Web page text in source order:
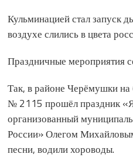
Кульминацией стал запуск
воздухе слились в цвета
Праздничные мероприятия
Так, в районе Черёмушки на
№ 2115 прошёл праздник
организованный
России» Олегом
песни, водили хороводы.